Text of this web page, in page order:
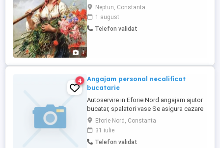
1
cazare si masa salariu in functie de
experiență
Neptun, Constanta
1 august
Telefon validat
4
Angajam personal necalificat
bucatarie
Autoservire in Eforie Nord angajam ajutor
bucatar, spalatori vase Se asigura cazare
daca este necesar sau transport doar la
sfarsitul programului in Eforie Nord si
Sud, Tuzla, Techirghiol, Movilita, Agigea,
Constanta
Eforie Nord, Constanta
31 iulie
Telefon validat